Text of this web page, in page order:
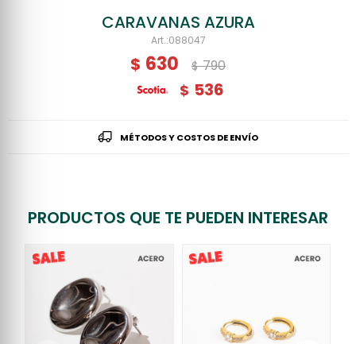
CARAVANAS AZURA
088047
$ 630 $ 790
$ 536
MÉTODOS Y COSTOS DE ENVÍO
PRODUCTOS QUE TE PUEDEN INTERESAR